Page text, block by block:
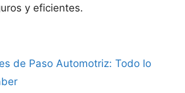
y eficientes.
de Paso Automotriz: Todo lo